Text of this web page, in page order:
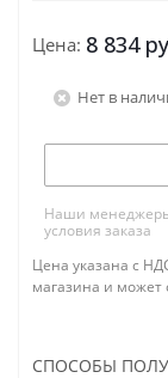
Цена: 8 834
Нет в
Наши менеджеры
условия заказа
Цена указана с
магазина и может
СПОСОБЫ